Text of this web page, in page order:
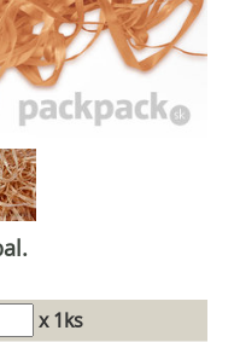
x 1ks